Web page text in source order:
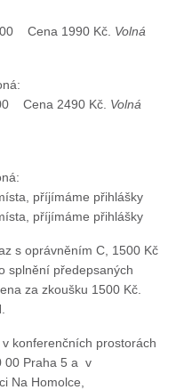
Cena 1990 Kč. Volná
Cena 2490 Kč. Volná
příjímáme přihlášky
příjímáme přihlášky
s oprávněním C, 1500 Kč
splnění předepsaných
za zkoušku 1500 Kč.
konferenčních prostorách
00 Praha 5 a v
Na Homolce,